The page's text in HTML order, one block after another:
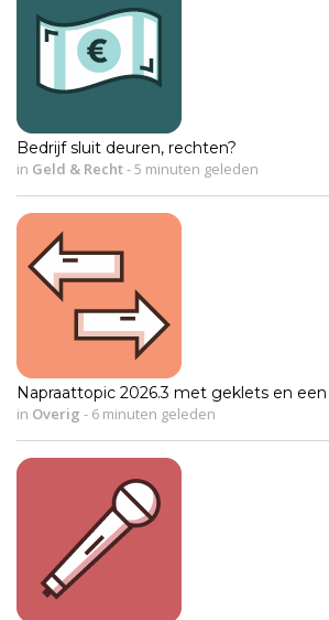
Bedrijf sluit deuren, rechten?
in Geld & Recht-5 minuten geleden
Napraattopic 2026.3 met geklets en
in Overig - 6 minuten geleden